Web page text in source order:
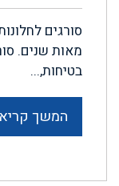
סורגים
מאות שנים.
בטיחות,...
המשך